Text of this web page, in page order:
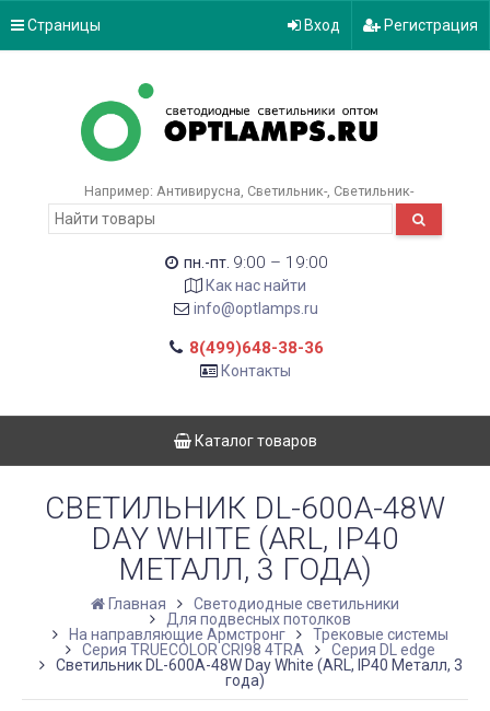
Страницы Вход Регистрация
Например: Антивирусна Светильник- Светильник-
пн.-пт. 9:00 – 19:00
Как нас найти
info@optlamps.ru
8(499)648-38-36
Контакты
Каталог товаров
СВЕТИЛЬНИК DL-600A-48W
DAY WHITE (ARL, IP40
МЕТАЛЛ, 3 ГОДА)
Главная
Светодиодные светильники
Для подвесных потолков
На направляющие Армстронг
Трековые системы
Серия TRUECOLOR CRI98 4TRA
Серия DL edge
Светильник DL-600A-48W Day White (ARL, IP40 Металл, 3
года)